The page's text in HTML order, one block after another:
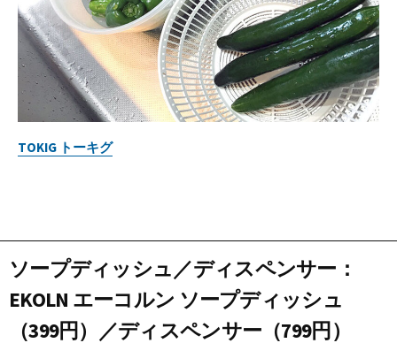
TOKIG トーキグ
ソープディッシュ／ディスペンサー ：
EKOLN エーコルン ソープディッシュ
（399円）／ディスペンサー（799円）